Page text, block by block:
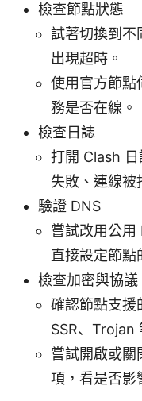
檢查節點狀態
試著切換到不
出現超時。
使用官方節點
務是否在線。
檢查日誌
打開 Clash
失敗、連線被
驗證 DNS
嘗試改用公用
直接設定節點
檢查加密與協議
確認節點支援
SSR、Trojan
嘗試開啟或關
項，看是否影